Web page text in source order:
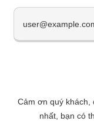
Cảm ơn quý khách,
nhất, bạn có